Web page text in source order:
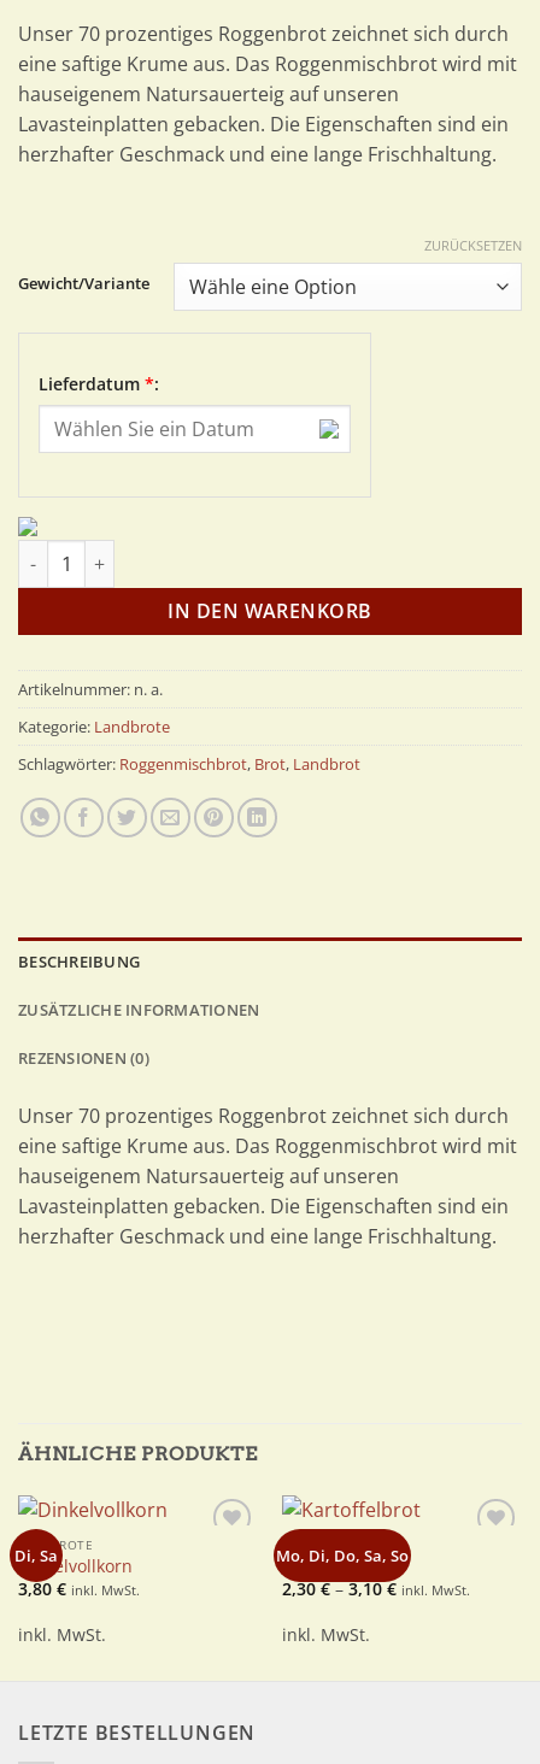
Unser 70 prozentiges Roggenbrot zeichnet sich durch
eine saftige Krume aus. Das Roggenmischbrot wird mit
hauseigenem Natursauerteig auf unseren
Lavasteinplatten gebacken. Die Eigenschaften sind ein
herzhafter Geschmack und eine lange Frischhaltung.
Gewicht/Variante
ZURÜCKSETZEN
Lieferdatum *:
Kurpfälzer Urtyp Menge
IN DEN WARENKORB
Artikelnummer: n. a.
Kategorie: Landbrote
Schlagwörter: Roggenmischbrot, Brot, Landbrot
BESCHREIBUNG
ZUSÄTZLICHE INFORMATIONEN
REZENSIONEN (0)
Unser 70 prozentiges Roggenbrot zeichnet sich durch
eine saftige Krume aus. Das Roggenmischbrot wird mit
hauseigenem Natursauerteig auf unseren
Lavasteinplatten gebacken. Die Eigenschaften sind ein
herzhafter Geschmack und eine lange Frischhaltung.
ÄHNLICHE PRODUKTE
Di, Sa
LANDBROTE
Dinkelvollkorn
3,80 € inkl. MwSt.
inkl. MwSt.
Mo, Di, Do, Sa, So
Kartoffelbrot
2,30€–3,10€ inkl. MwSt.
inkl. MwSt.
LETZTE BESTELLUNGEN